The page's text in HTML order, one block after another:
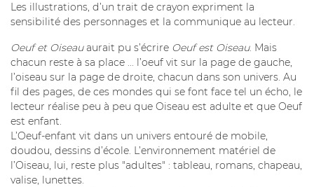
Les illustrations, d’un trait de crayon expriment la
sensibilité des personnages et la communique au lecteur.
Oeuf et Oiseauaurait pu s’écrire Oeuf est Oiseau. Mais
chacun reste à sa place ... l’oeuf vit sur la page de gauche,
l’oiseau sur la page de droite, chacun dans son univers. Au
fil des pages, de ces mondes qui se font face tel un écho, le
lecteur réalise peu à peu que Oiseau est adulte et que Oeuf
est enfant.
L’Oeuf-enfant vit dans un univers entouré de mobile,
doudou, dessins d’école. L’environnement matériel de
l’Oiseau, lui, reste plus "adultes" : tableau, romans, chapeau,
valise, lunettes.